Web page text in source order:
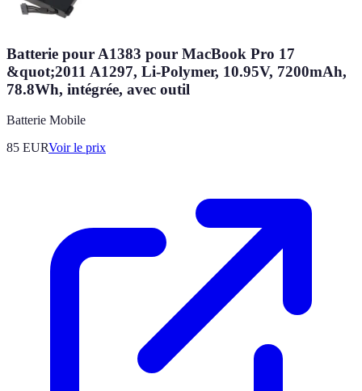
Batterie pour A1383 pour MacBook Pro 17
&quot;2011 A1297, Li-Polymer, 10.95V, 7200mAh,
78.8Wh, intégrée, avec outil
Batterie Mobile
85 EURVoir le prix